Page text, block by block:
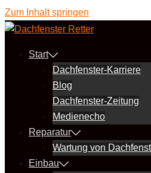
Zum Inhalt springen
Start
Dachfenster-Karriere
Blog
Dachfenster-Zeitung
Medienecho
Reparatur
Wartung von
Einbau